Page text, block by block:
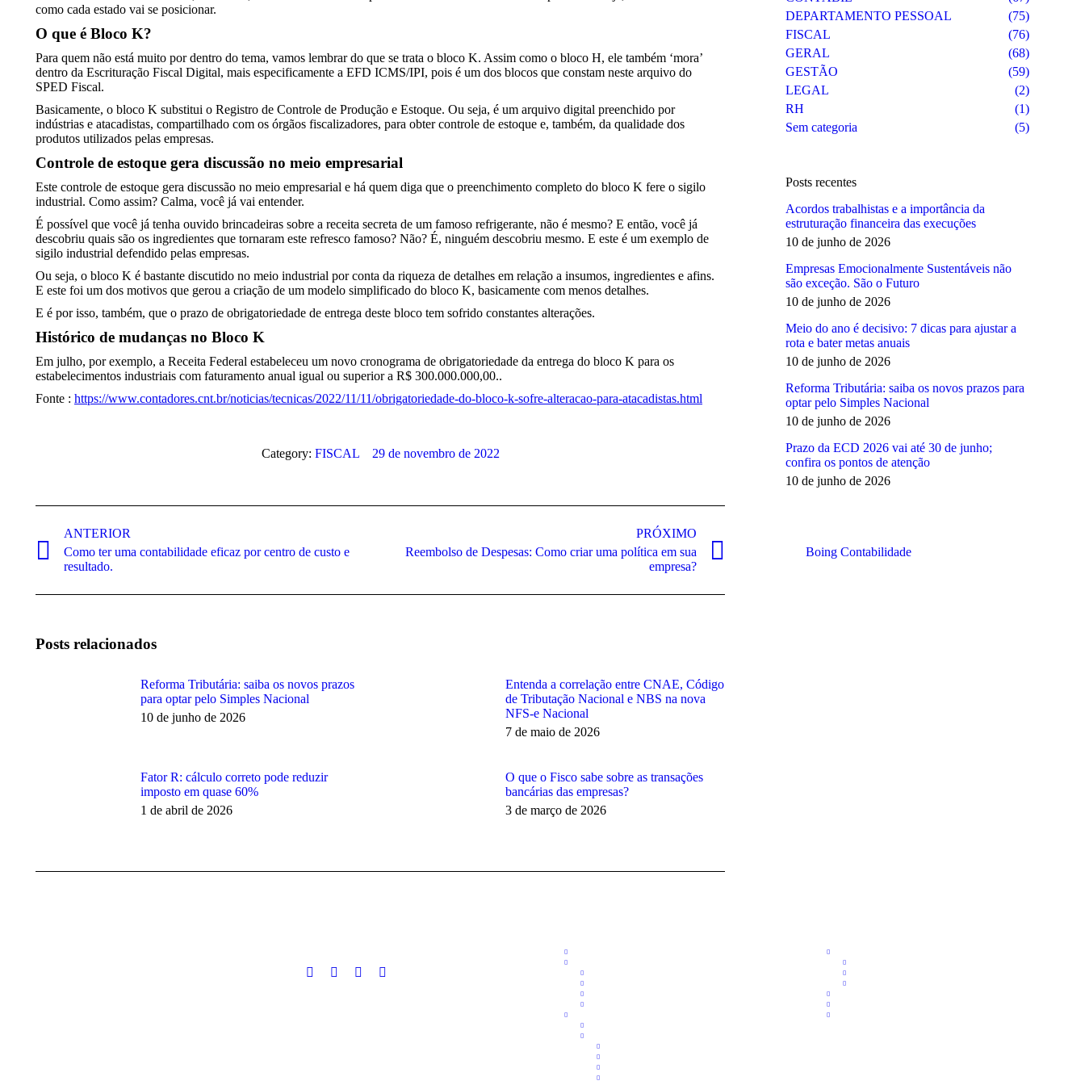
como cada estado vai se posicionar.
O que é Bloco K?
Para quem não está muito por dentro do tema, vamos lembrar do que se trata o bloco K. Assim como o bloco H, ele também ‘mora’
dentro da Escrituração Fiscal Digital, mais especificamente a EFD ICMS/IPI, pois é um dos blocos que constam neste arquivo do
SPED Fiscal.
Basicamente, o bloco K substitui o Registro de Controle de Produção e Estoque. Ou seja, é um arquivo digital preenchido por
indústrias e atacadistas, compartilhado com os órgãos fiscalizadores, para obter controle de estoque e, também, da qualidade dos
produtos utilizados pelas empresas.
Controle de estoque gera discussão no meio empresarial
Este controle de estoque gera discussão no meio empresarial e há quem diga que o preenchimento completo do bloco K fere o sigilo
industrial. Como assim? Calma, você já vai entender.
É possível que você já tenha ouvido brincadeiras sobre a receita secreta de um famoso refrigerante, não é mesmo? E então, você já
descobriu quais são os ingredientes que tornaram este refresco famoso? Não? É, ninguém descobriu mesmo. E este é um exemplo de
sigilo industrial defendido pelas empresas.
Ou seja, o bloco K é bastante discutido no meio industrial por conta da riqueza de detalhes em relação a insumos, ingredientes e afins.
E este foi um dos motivos que gerou a criação de um modelo simplificado do bloco K, basicamente com menos detalhes.
E é por isso, também, que o prazo de obrigatoriedade de entrega deste bloco tem sofrido constantes alterações.
Histórico de mudanças no Bloco K
Em julho, por exemplo, a Receita Federal estabeleceu um novo cronograma de obrigatoriedade da entrega do bloco K para os
estabelecimentos industriais com faturamento anual igual ou superior a R$ 300.000.000,00..
Fonte : https://www.contadores.cnt.br/noticias/tecnicas/2022/11/11/obrigatoriedade-do-bloco-k-sofre-alteracao-para-atacadistas.html
Category: FISCAL 29 de novembro de 2022
de
post:
ANTERIOR
Post
anterior:
Como ter uma contabilidade eficaz por centro de custo e
resultado.
PRÓXIMO
Próximo
Reembolso de Despesas: Como criar uma política em sua
empresa?
Posts relacionados
Reforma Tributária: saiba os novos prazos
para optar pelo Simples Nacional
10 de junho de 2026
Entenda a correlação entre CNAE, Código
de Tributação Nacional e NBS na nova
NFS-e Nacional
7 de maio de 2026
Fator R: cálculo correto pode reduzir
imposto em quase 60%
1 de abril de 2026
O que o Fisco sabe sobre as transações
bancárias das empresas?
3 de março de 2026
DEPARTAMENTO PESSOAL
(75)
FISCAL
(76)
GERAL
(68)
GESTÃO
(59)
LEGAL
(2)
RH
(1)
Sem categoria
(5)
Posts recentes
Acordos trabalhistas e a importância da
estruturação financeira das execuções
10 de junho de 2026
Empresas Emocionalmente Sustentáveis não
são exceção. São o Futuro
10 de junho de 2026
Meio do ano é decisivo: 7 dicas para ajustar a
rota e bater metas anuais
10 de junho de 2026
Reforma Tributária: saiba os novos prazos para
optar pelo Simples Nacional
10 de junho de 2026
Prazo da ECD 2026 vai até 30 de junho;
confira os pontos de atenção
10 de junho de 2026
Boing Contabilidade